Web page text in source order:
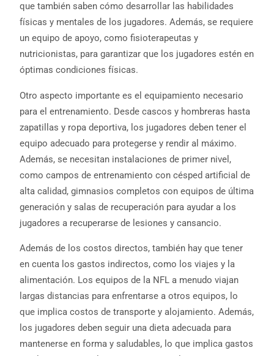
que también saben cómo desarrollar las habilidades
físicas y mentales de los jugadores. Además, se requiere
un equipo de apoyo, como fisioterapeutas y
nutricionistas, para garantizar que los jugadores estén en
óptimas condiciones físicas.
Otro aspecto importante es el equipamiento necesario
para el entrenamiento. Desde cascos y hombreras hasta
zapatillas y ropa deportiva, los jugadores deben tener el
equipo adecuado para protegerse y rendir al máximo.
Además, se necesitan instalaciones de primer nivel,
como campos de entrenamiento con césped artificial de
alta calidad, gimnasios completos con equipos de última
generación y salas de recuperación para ayudar a los
jugadores a recuperarse de lesiones y cansancio.
Además de los costos directos, también hay que tener
en cuenta los gastos indirectos, como los viajes y la
alimentación. Los equipos de la NFL a menudo viajan
largas distancias para enfrentarse a otros equipos, lo
que implica costos de transporte y alojamiento. Además,
los jugadores deben seguir una dieta adecuada para
mantenerse en forma y saludables, lo que implica gastos